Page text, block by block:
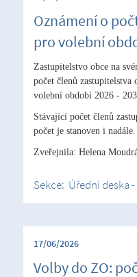
Oznámení o
pro volební
Zastupitelstvo obce na
počet členů
volební období 2026 -
Stávající počet členů
počet je stanoven i
Zveřejnila: Helena
Sekce: Úřední deska
17/06/2026
Volby do ZO: